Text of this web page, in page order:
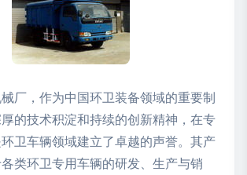
厂，作为中国环卫装备领域的重要制
的技术积淀和持续的创新精神，在专
卫车辆领域建立了卓越的声誉。其产
类环卫专用车辆的研发、生产与销